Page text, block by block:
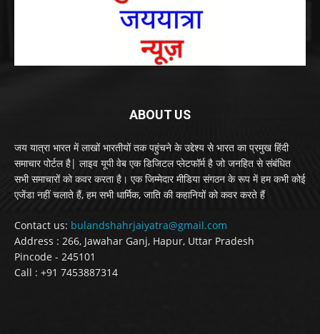
ABOUT US
जय यात्रा भारत में लाखों भारतीयों तक पहुंचने के उद्देश्य से भारत का प्रमुख हिंदी
समाचार पोर्टल है| लाइव यूपी वेब एक डिजिटल प्लेटफॉर्म है जो जनहित से संबंधित
सभी समाचारों को कवर करता है। एक जिम्मेदार मीडिया संगठन के रूप में हम कभी कोई
एजेंडा नहीं चलाते हैं, हम सभी धार्मिक, जाति की कहानियों को कवर करते हैं
Contact us: bulandshahrjaiyatra@gmail.com
Address : 266, Jawahar Ganj, Hapur, Uttar Pradesh
Pincode - 245101
Call : +91 7453887314